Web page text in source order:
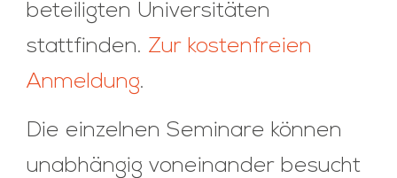
beteiligten Universitäten
stattfinden. Zur kostenfreien
Anmeldung.
Die einzelnen Seminare können
unabhängig voneinander besucht